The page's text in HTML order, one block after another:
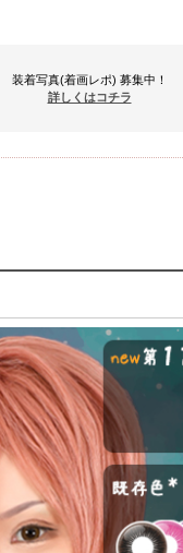
装着写真(着画レポ) 募集中！
詳しくはコチラ